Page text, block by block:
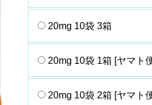
20mg 10袋 3箱
20mg 10袋 1箱 [ヤマト
20mg 10袋 2箱 [ヤマト